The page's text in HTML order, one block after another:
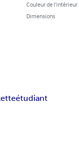
Couleur de l’intérieur
Dimensions
étudiant